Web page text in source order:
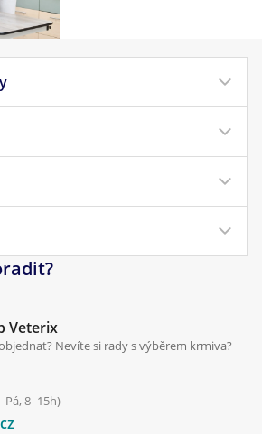
používání
Veterix
Nevíte si rady s výběrem krmiva?
8–15h)